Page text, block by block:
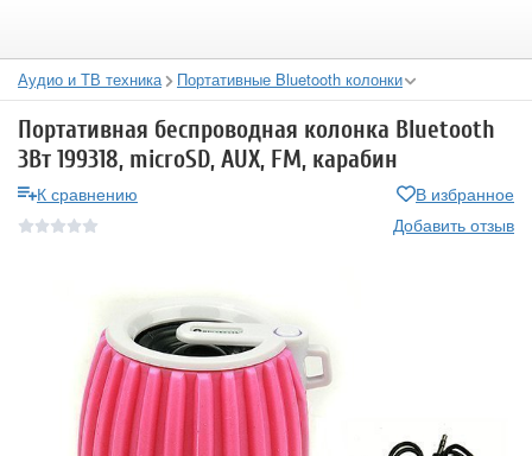
Аудио и ТВ техника Портативные Bluetooth колонки
Портативная беспроводная колонка Bluetooth
3Вт 199318, microSD, AUX, FM, карабин
К сравнению
В избранное
Добавить отзыв